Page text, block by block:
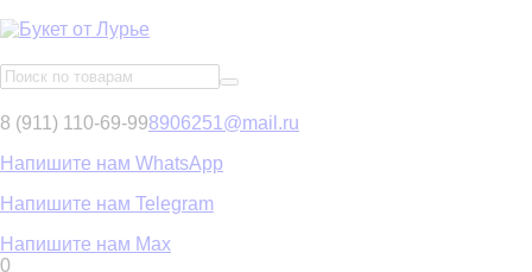
8 (911) 110-69-998906251@mail.ru
Напишите нам WhatsApp
Напишите нам Telegram
Напишите нам Max
0